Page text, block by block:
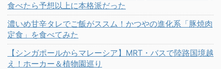
食べたら予想以上に本格派だった
濃いめ甘辛タレでご飯がススム！かつやの進化系「豚焼肉
定食」を食べてみた
【シンガポールからマレーシア】MRT・バスで陸路国境越
え！ホーカー＆植物園巡り